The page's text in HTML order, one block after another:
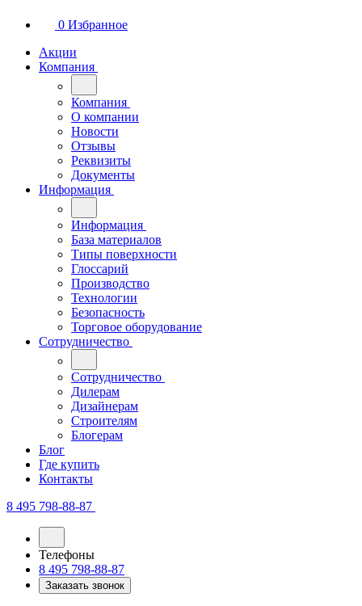
0 Избранное
Акции
Компания
Компания
О компании
Новости
Отзывы
Реквизиты
Документы
Информация
Информация
База материалов
Типы поверхности
Глоссарий
Производство
Технологии
Безопасность
Торговое оборудование
Сотрудничество
Сотрудничество
Дилерам
Дизайнерам
Строителям
Блогерам
Блог
Где купить
Контакты
8 495 798-88-87
Телефоны
8 495 798-88-87
Заказать звонок